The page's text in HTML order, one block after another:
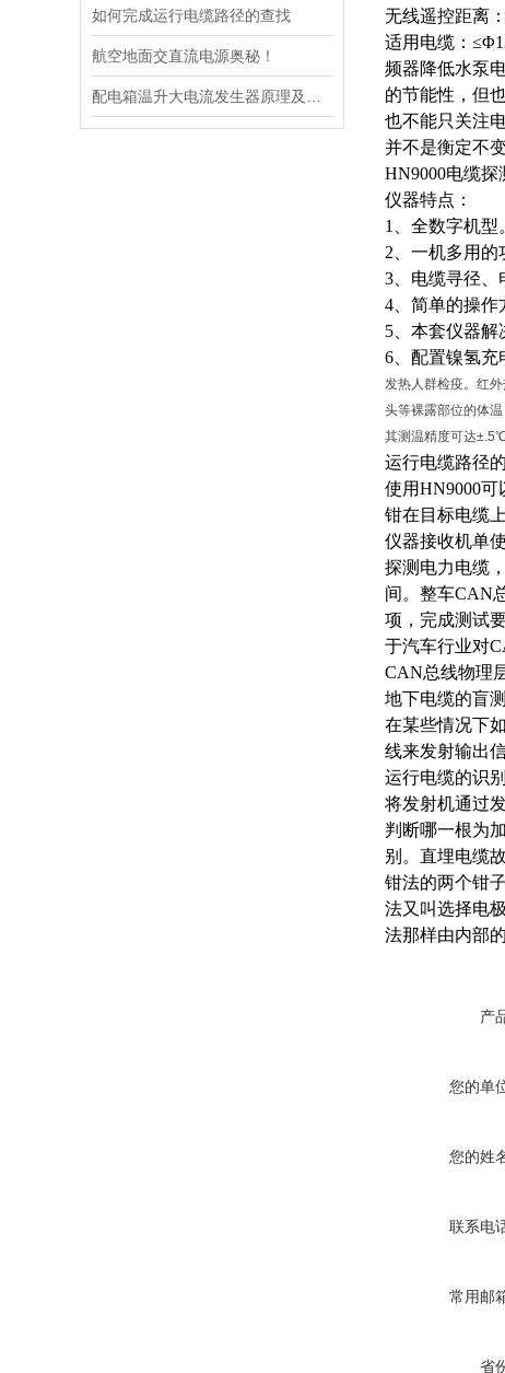
如何完成运行电缆路径的查找
航空地面交直流电源奥秘！
无线遥控距离：
适用电缆：
频器降低水泵
的节能性，但
也不能只关注
并不是衡定不
HN9000电缆探
仪器特点：
1、全数字机型
2、一机多用的
3、电缆寻径、
4、简单的操作
5、本套仪器解
6、配置镍氢充
发热人群检疫。红
头等裸露部位的体
其测温精度可达
运行电缆路径
使用HN9000
钳在目标电缆
仪器接收机单
探测电力电缆
间。整车CAN
项，完成测试
于汽车行业对
CAN总线物理
地下电缆的盲测
在某些情况下
线来发射输出
运行电缆的识别
将发射机通过
判断哪一根为
别。直埋电缆
钳法的两个钳
法又叫选择电
法那样由内部
产
您的单
您的姓
联系电
常用邮
省